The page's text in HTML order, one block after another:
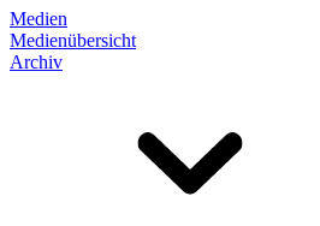
Medien
Medienübersicht
Archiv